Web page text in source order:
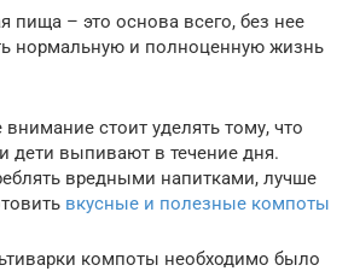
пища – это основа всего, без нее
нормальную и полноценную жизнь
стоит уделять тому, что
дети выпивают в течение дня.
вредными напитками, лучше
вкусные и полезные компоты
компоты необходимо было